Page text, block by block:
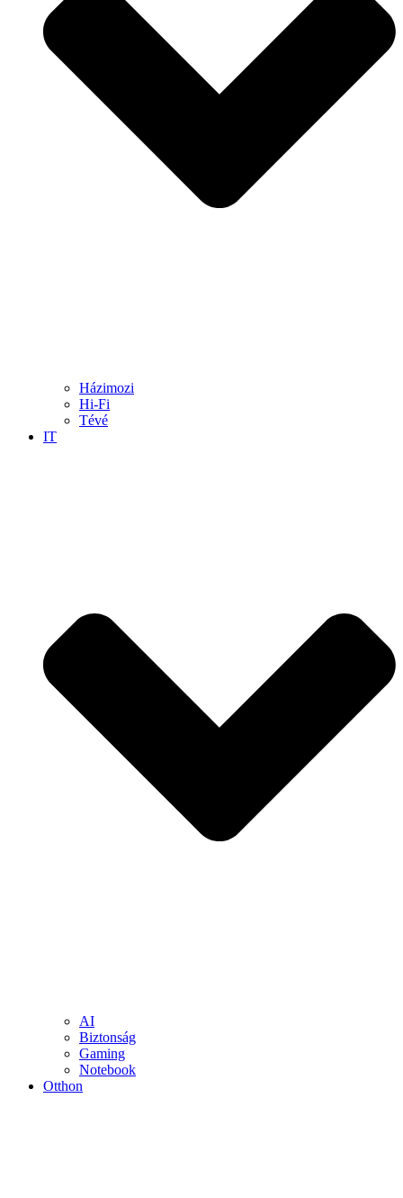
Házimozi
Hi-Fi
Tévé
IT
AI
Biztonság
Gaming
Notebook
Otthon